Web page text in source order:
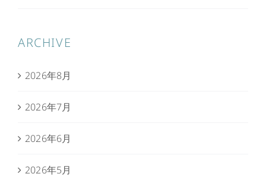
ARCHIVE
2026年8月
2026年7月
2026年6月
2026年5月